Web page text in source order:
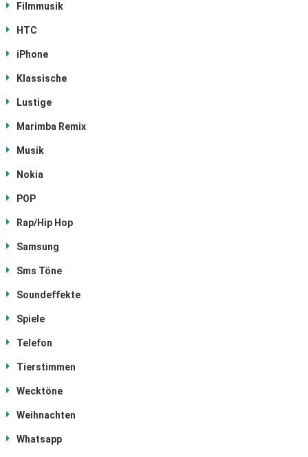
Filmmusik
HTC
iPhone
Klassische
Lustige
Marimba Remix
Musik
Nokia
POP
Rap/Hip Hop
Samsung
Sms Töne
Soundeffekte
Spiele
Telefon
Tierstimmen
Wecktöne
Weihnachten
Whatsapp